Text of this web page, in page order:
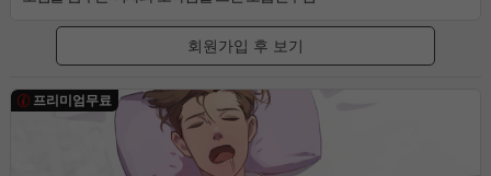
회원가입 후 보기
프리미엄무료